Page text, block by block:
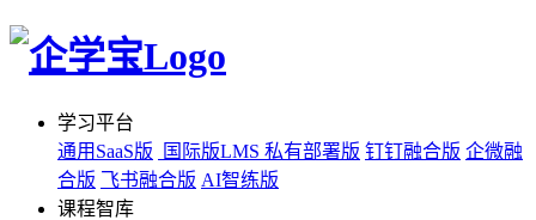
学习平台
通用SaaS版
国际版LMS 私有部署版 钉钉融合版 企微融
合版 飞书融合版 AI智练版
课程智库